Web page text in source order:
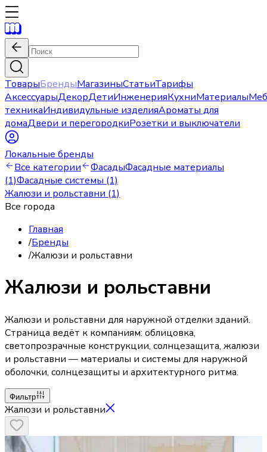
ТоварыБрендыМагазиныСтатьиТарифы
АксессуарыДекорДетиИнженерияКухниМатериалы
техникаИндивидульные изделияАроматы для
домаДвери и перегородкиРозетки и выключатели
Локальные бренды
Все категории
ФасадыФасадные материалы
(1)Фасадные системы (1)
Жалюзи и рольставни (1)
Все города
Главная
/Бренды
/Жалюзи и рольставни
Жалюзи и рольставни
Жалюзи и рольставни для наружной отделки зданий.
Страница ведёт к компаниям: облицовка,
светопрозрачные конструкции, солнцезащита, жалюзи
и рольставни — материалы и системы для наружной
оболочки, солнцезащиты и архитектурного ритма.
Фильтр
Жалюзи и рольставни